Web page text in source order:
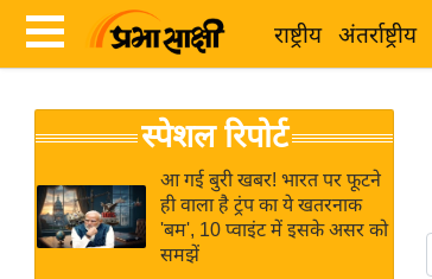
राष्ट्रीय अंतर्राष्ट्रीय
News
Hindi
ख
ब
र
स्पेशल रिपोर्ट
आ गई बुरी खबर! भारत पर फूटने
ही वाला है ट्रंप का ये खतरनाक
'बम', 10 प्वाइंट में इसके असर को
समझें